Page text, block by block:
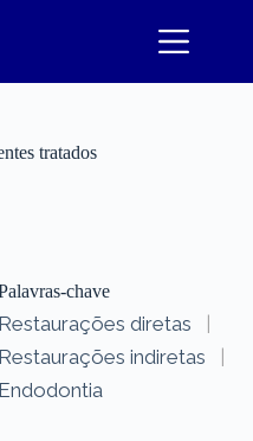
tratados
chave
Restaurações diretas
|
Restaurações indiretas
|
Endodontia